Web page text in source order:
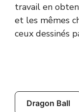
travail en
et les mêmes
ceux dessinés
Dragon Ball